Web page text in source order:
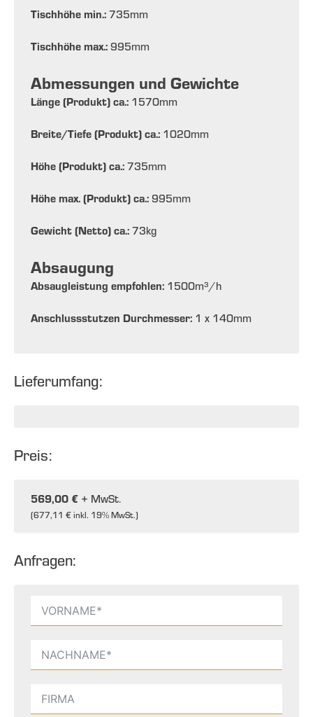
Tischhöhe min.: 735mm
Tischhöhe max.: 995mm
Abmessungen und Gewichte
Länge (Produkt) ca.: 1570mm
Breite/Tiefe (Produkt) ca.: 1020mm
Höhe (Produkt) ca.: 735mm
Höhe max. (Produkt) ca.: 995mm
Gewicht (Netto) ca.: 73kg
Absaugung
Absaugleistung empfohlen: 1500m³/h
Anschlussstutzen Durchmesser: 1 x 140mm
Lieferumfang:
Preis:
569,00 € + MwSt.
(677,11 €inkl. 19% MwSt.)
Anfragen: